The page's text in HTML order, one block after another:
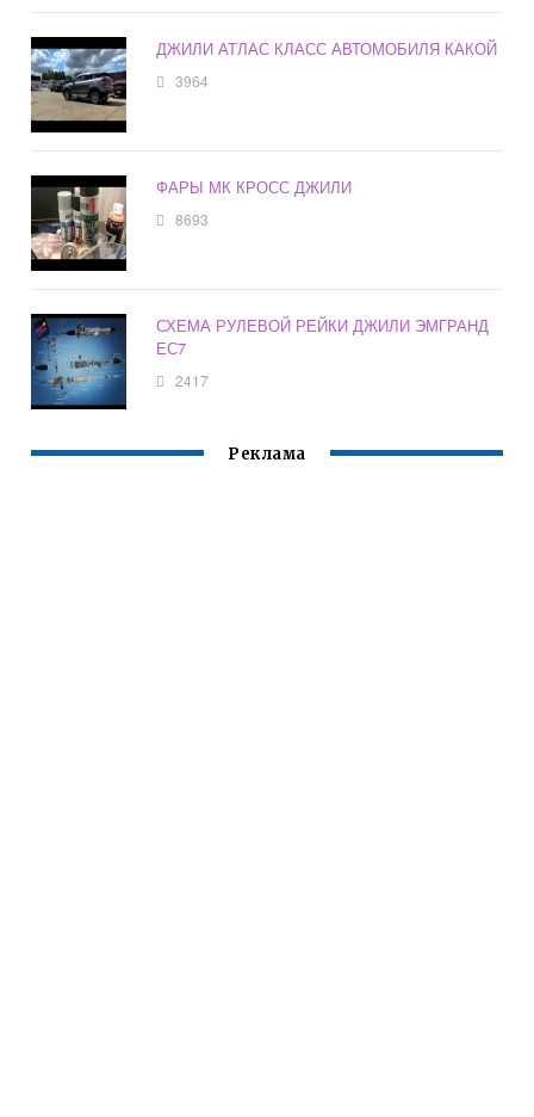
ДЖИЛИ АТЛАС КЛАСС АВТОМОБИЛЯ КАКОЙ
3964
ФАРЫ МК КРОСС ДЖИЛИ
8693
СХЕМА РУЛЕВОЙ РЕЙКИ ДЖИЛИ ЭМГРАНД
ЕС7
2417
Реклама